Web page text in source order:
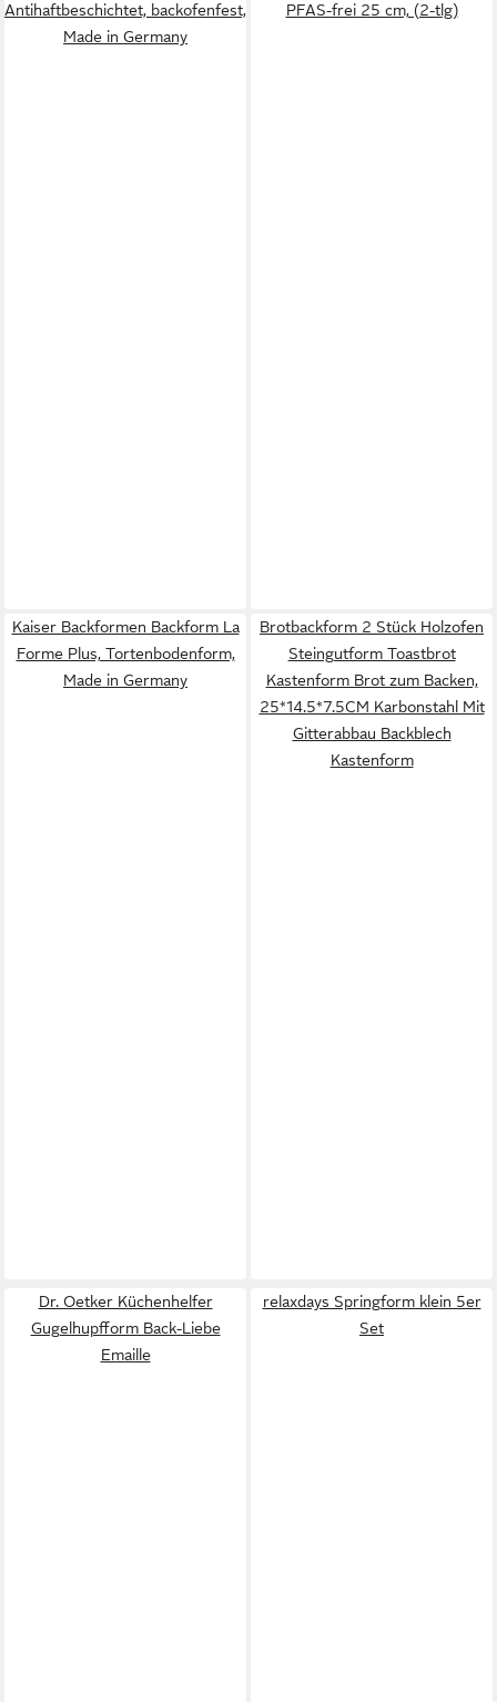
Antihaftbeschichtet, backofenfest,
Made in Germany
PFAS-frei 25 cm, (2-tlg)
Kaiser Backformen Backform La
Forme Plus, Tortenbodenform,
Made in Germany
Brotbackform 2 Stück Holzofen
Steingutform Toastbrot
Kastenform Brot zum Backen,
25*14.5*7.5CM Karbonstahl Mit
Gitterabbau Backblech
Kastenform
Dr. Oetker Küchenhelfer
Gugelhupfform Back-Liebe
Emaille
relaxdays Springform klein 5er
Set